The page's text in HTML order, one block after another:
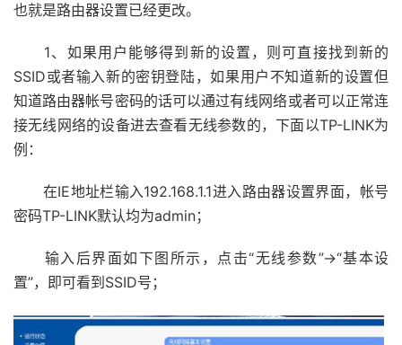
也就是路由器设置已经更改。
1、如果用户能够得到新的设置，则可直接找到新的
SSID或者输入新的密钥登陆，如果用户不知道新的设置但
知道路由器帐号密码的话可以通过有线网络或者可以正常连
接无线网络的设备进去查看无线参数的，下面以TP-LINK为
例：
在IE地址栏输入192.168.1.1进入路由器设置界面，帐号
密码TP-LINK默认均为admin；
输入后界面如下图所示，点击“无线参数”→“基本设
置”，即可看到SSID号；